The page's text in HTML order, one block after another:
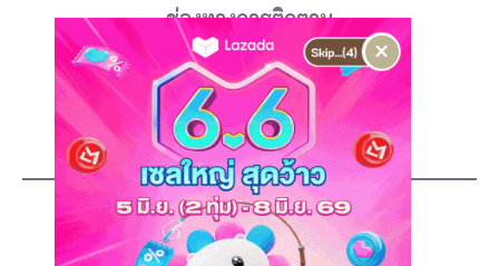
----ช่องทางการติดตาม----
โพสล่าสุด
×